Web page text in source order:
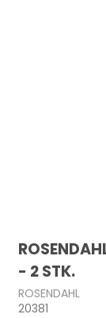
- 2 STK.
ROSENDAHL
20381